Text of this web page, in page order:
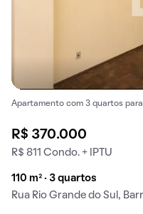
Apartamento com 3 quartos
R$ 370.000
R$ 811 Condo. + IPTU
110 m² · 3 quartos
Rua Rio Grande do Sul,